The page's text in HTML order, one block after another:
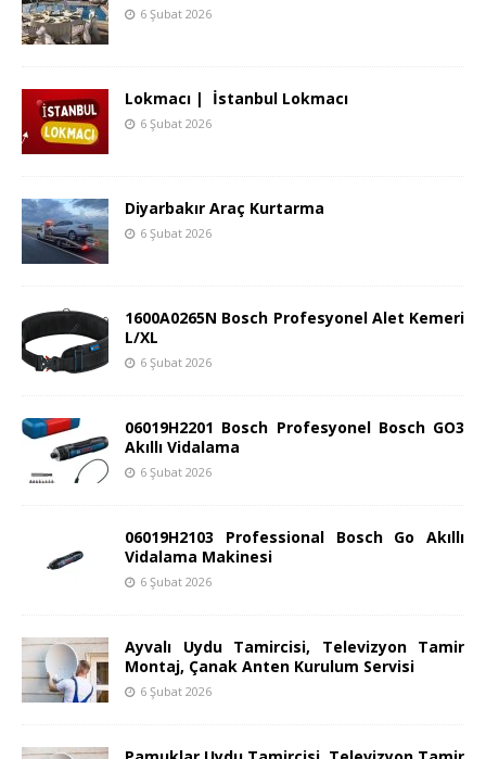
6 Şubat 2026
Lokmacı | İstanbul Lokmacı
6 Şubat 2026
Diyarbakır Araç Kurtarma
6 Şubat 2026
1600A0265N Bosch Profesyonel Alet Kemeri
L/XL
6 Şubat 2026
06019H2201 Bosch Profesyonel Bosch GO3
Akıllı Vidalama
6 Şubat 2026
06019H2103 Professional Bosch Go Akıllı
Vidalama Makinesi
6 Şubat 2026
Ayvalı Uydu Tamircisi, Televizyon Tamir
Montaj, Çanak Anten Kurulum Servisi
6 Şubat 2026